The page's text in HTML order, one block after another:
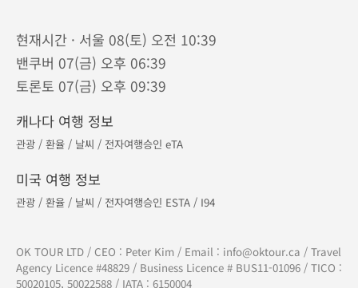
현재시간 · 서울 08(토) 오전 10:39
밴쿠버 07(금) 오후 06:39
토론토 07(금) 오후 09:39
캐나다 여행 정보
관광 / 환율 / 날씨 / 전자여행승인 eTA
미국 여행 정보
관광 / 환율 / 날씨 / 전자여행승인 ESTA / I94
OK TOUR LTD / CEO : Peter Kim / Email : info@oktour.ca / Travel
Agency Licence #48829 / Business Licence # BUS11-01096 / TICO :
50020105, 50022588 / IATA : 6150004